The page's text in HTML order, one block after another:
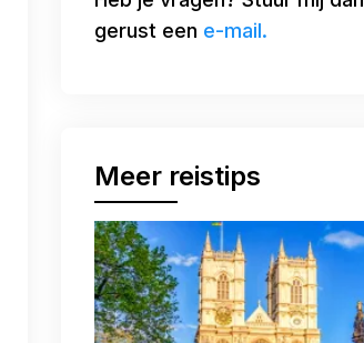
gerust een e-mail.
Meer reistips